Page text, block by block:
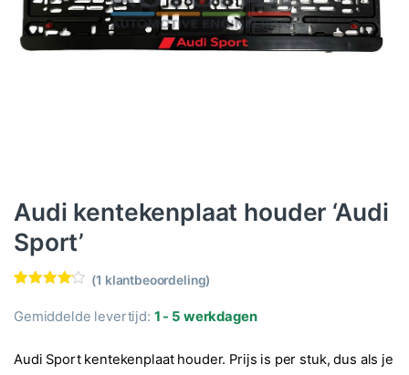
Audi kentekenplaat houder ‘Audi
Sport’
g
4.00 op
5
klantbeoo
(1 klantbeoordeling)
Gemiddelde levertijd: 1 - 5 werkdagen
Audi Sport kentekenplaat houder. Prijs is per stuk, dus als je